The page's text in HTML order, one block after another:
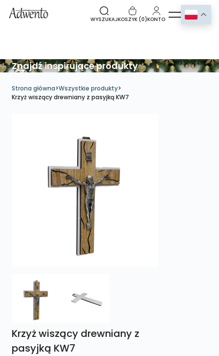
WYSZUKAJKOSZYK (0)KONTO
Znajdź inspirujące produkty
Strona główna>Wszystkie produkty>
Krzyż wiszący drewniany z pasyjką KW7
Krzyż wiszący drewniany z
pasyjką KW7